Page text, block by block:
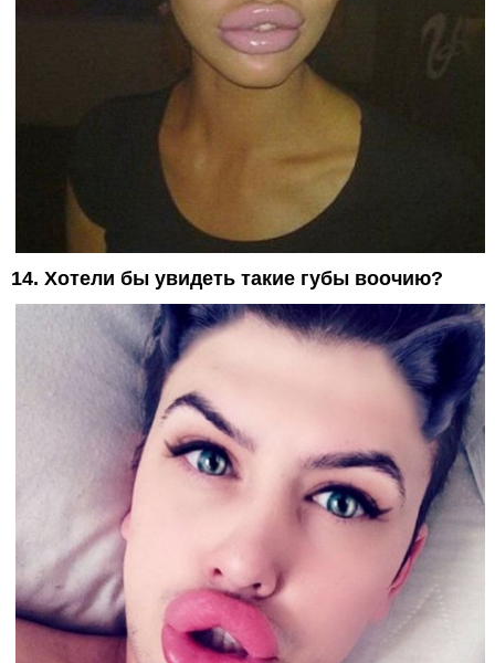
14. Хотели бы увидеть такие губы воочию?